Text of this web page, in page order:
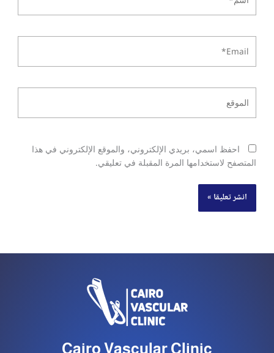
احفظ اسمي، بريدي الإلكتروني، والموقع الإلكتروني في هذا
المتصفح لاستخدامها المرة المقبلة في تعليقي.
Cairo Vascular Clinic